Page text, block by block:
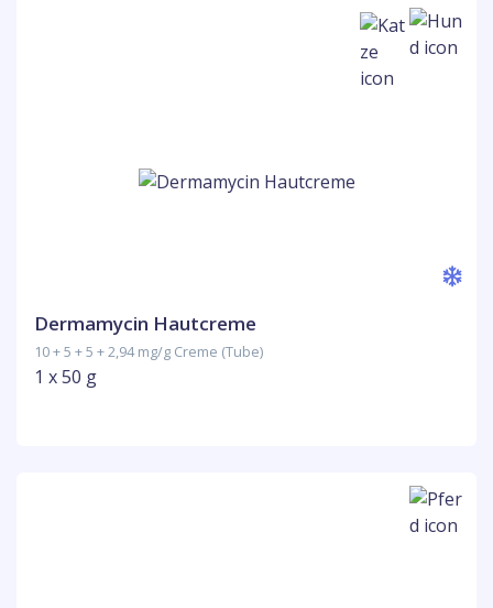
Dermamycin Hautcreme
10 + 5 + 5 + 2,94 mg/g Creme (Tube)
1 x 50 g